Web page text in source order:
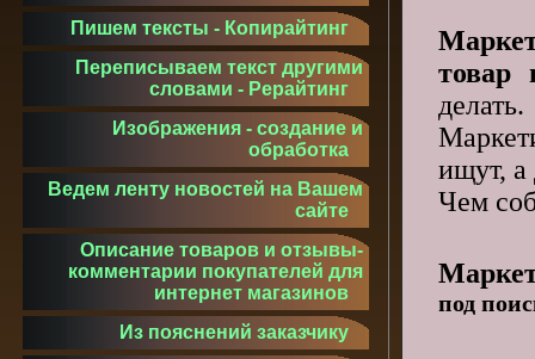
товар
делать.
ищут, а
Чем
под
Пишем тексты - Копирайтинг
Переписываем текст другими
словами - Рерайтинг
Изображения - создание и
обработка
Ведем ленту новостей на Вашем
сайте
Описание товаров и отзывы-
комментарии покупателей для
интернет магазинов
Из пояснений заказчику